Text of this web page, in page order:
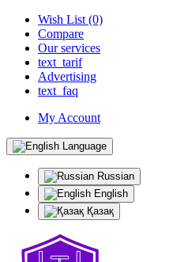
Wish List (0)
Compare
Our services
text_tarif
Advertising
text_faq
My Account
Language
Russian
English
Қазақ